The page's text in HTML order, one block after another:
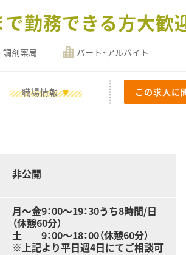
で勤務できる方大歓
調剤薬局 パート・アルバイト
職場情報 この求人に
非公開
月～金9：00～19：30うち8時間/日
（休憩60分）
土 9：00～18：00（休憩60分）
※上記より平日週4日にてご相談可